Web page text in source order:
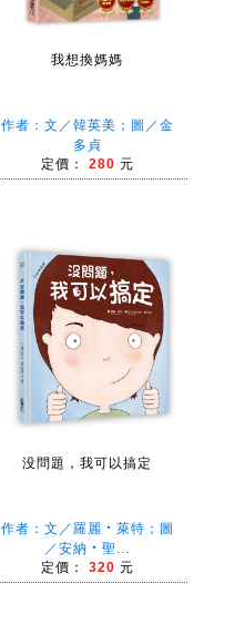
我想換媽媽
作者：文／韓英美；圖／金
多貞
定價： 280 元
没問題，我可以搞定
作者：文／羅麗‧萊特；圖
／安納‧聖...
定價： 320 元